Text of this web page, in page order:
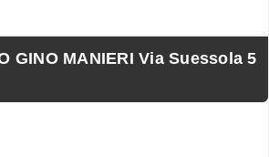
GINO MANIERI Via Suessola 5